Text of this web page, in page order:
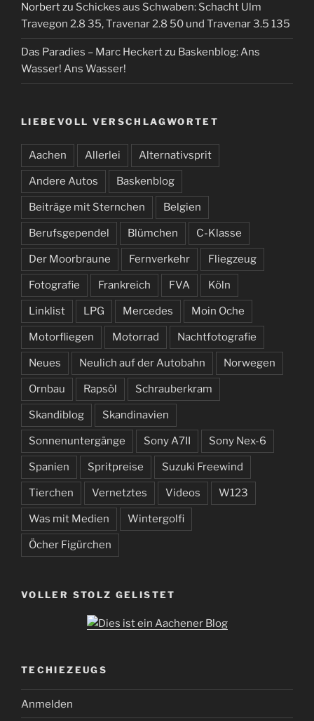
Norbertzu Schickes aus Schwaben: Schacht Ulm
Travegon 2.8 35, Travenar 2.8 50 und Travenar 3.5 135
Das Paradies – Marc Heckertzu Baskenblog: Ans
Wasser! Ans Wasser!
LIEBEVOLL VERSCHLAGWORTET
Aachen Allerlei Alternativsprit
Andere Autos Baskenblog
Beiträge mit Sternchen Belgien
Berufsgependel Blümchen C-Klasse
Der Moorbraune Fernverkehr Fliegzeug
Fotografie Frankreich FVA Köln
Linklist LPG Mercedes Moin Oche
Motorfliegen Motorrad Nachtfotografie
Neues Neulich auf der Autobahn Norwegen
Ornbau Rapsöl Schrauberkram
Skandiblog Skandinavien
Sonnenuntergänge Sony A7II Sony Nex-6
Spanien Spritpreise Suzuki Freewind
Tierchen Vernetztes Videos W123
Was mit Medien Wintergolfi
Öcher Figürchen
VOLLER STOLZ GELISTET
TECHIEZEUGS
Anmelden